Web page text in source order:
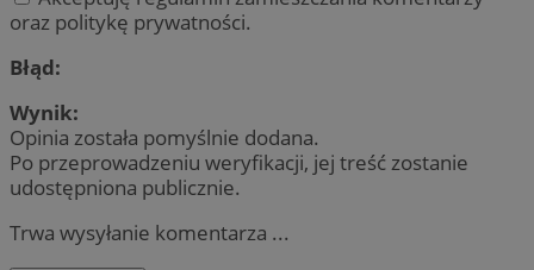
oraz politykę prywatności.
Błąd:
Wynik:
Opinia została pomyślnie dodana.
Po przeprowadzeniu weryfikacji, jej treść zostanie
udostępniona publicznie.
Trwa wysyłanie komentarza ...